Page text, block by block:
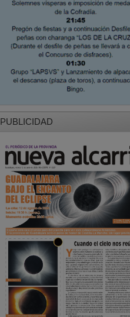
PUBLICIDAD